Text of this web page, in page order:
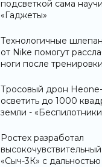
подсветкой сама
«Гаджеты»
Технологичные
от Nike помогут
ноги после
Тросовый дрон
осветить до 1000
земли -
Ростех разработал
«Сыч-3К» с